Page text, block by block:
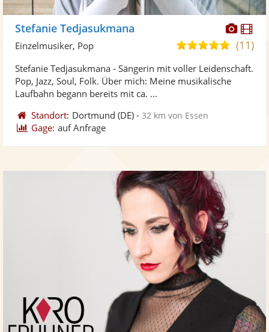
Fotos
Stefanie Tedjasukmana
5,0
5
(11)
Einzelmusiker, Pop
Stefanie Tedjasukmana - Sängerin mit voller Leidenschaft.
Pop, Jazz, Soul, Folk. Über mich: Meine musikalische
Laufbahn begann bereits mit ca. ...
Standort: Dortmund (DE) -32 km von Essen
Gage: auf Anfrage